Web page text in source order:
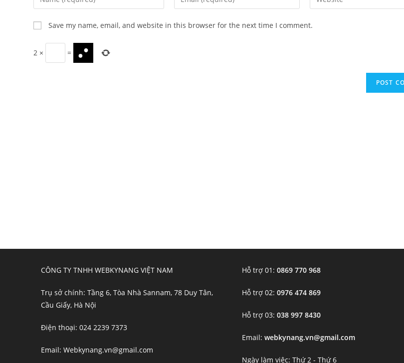
your
name
or
username
to
your
your
Save my name, email, and website in this browser for the next time I comment.
2 × =
CÔNG TY TNHH WEBKYNANG VIỆT NAM
Trụ sở chính: Tầng 6, Tòa Nhà Sannam, 78 Duy Tân,
Cầu Giấy, Hà Nội
Điện thoại: 024 2239 7373
Email: Webkynang.vn@gmail.com
Hỗ trợ 01:0869 770 968
Hỗ trợ 02:0976 474 869
Hỗ trợ 03:038 997 8430
Email:webkynang.vn@gmail.com
Ngày làm việc: Thứ 2 - Thứ 6